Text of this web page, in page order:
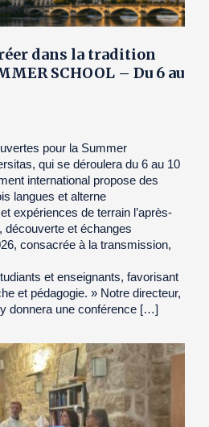
dans la tradition
SCHOOL – Du 6 au
pour la Summer
qui se déroulera du 6 au 10
international propose des
langues et alterne
expériences de terrain l’après-
découverte et échanges
consacrée à la transmission,
et enseignants, favorisant
et pédagogie. » Notre directeur,
donnera une conférence […]